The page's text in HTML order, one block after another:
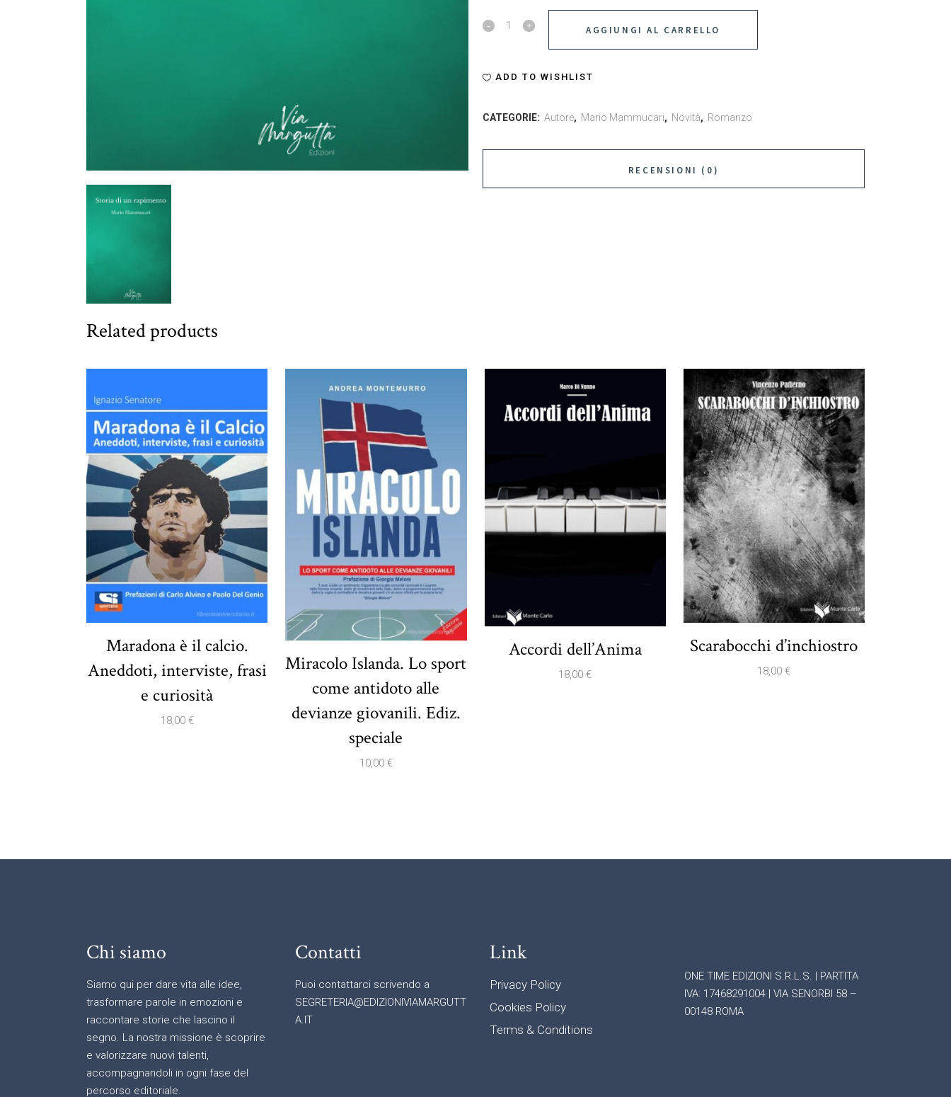
Storia
un
AGGIUNGI AL CARRELLO
ADD TO WISHLIST
CATEGORIE: Autore, Mario Mammucari, Novità, Romanzo
RECENSIONI (0)
Related products
Maradona è il calcio.
Aneddoti, interviste, frasi
e curiosità
18,00 €
Miracolo Islanda. Lo sport
come antidoto alle
devianze giovanili. Ediz.
speciale
10,00 €
Accordi dell’Anima
18,00€
Scarabocchi d’inchiostro
18,00€
Chi siamo
Siamo qui per dare vita alle idee,
trasformare parole in emozioni e
raccontare storie che lascino il
segno. La nostra missione è scoprire
e valorizzare nuovi talenti,
accompagnandoli in ogni fase del
percorso editoriale.
Contatti
Puoi contattarci scrivendo a
SEGRETERIA@EDIZIONIVIAMARGUTT
A.IT
Link
Privacy Policy
Cookies Policy
Terms & Conditions
ONE TIME EDIZIONI S.R.L.S. | PARTITA
IVA: 17468291004 | VIA SENORBI 58 –
00148 ROMA